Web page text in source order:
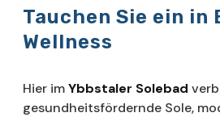
Tauchen Sie ein in
Wellness
Hier imYbbstaler Solebad
gesundheitsfördernde Sole,